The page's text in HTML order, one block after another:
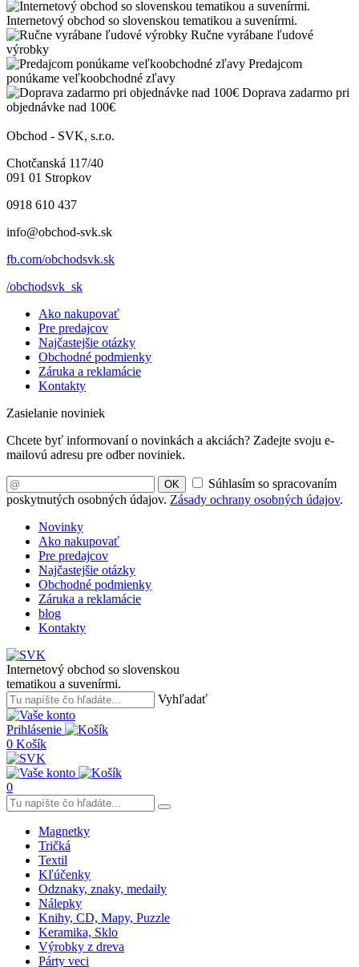
Internetový obchod so slovenskou tematikou a suvenírmi.
Ručne vyrábane ľudové
výrobky
Predajcom
ponúkame veľkoobchodné zľavy
Doprava zadarmo pri
objednávke nad 100€
Obchod - SVK, s.r.o.
Chotčanská 117/40
091 01 Stropkov
0918 610 437
info@obchod-svk.sk
fb.com/obchodsvk.sk
/obchodsvk_sk
Ako nakupovať
Pre predajcov
Najčastejšie otázky
Obchodné podmienky
Záruka a reklamácie
Kontakty
Zasielanie noviniek
Chcete byť informovaní o novinkách a akciách? Zadejte svoju e-
mailovú adresu pre odber noviniek.
OK
Súhlasím so spracovaním
poskytnutých osobných údajov. Zásady ochrany osobných údajov.
Novinky
Ako nakupovať
Pre predajcov
Najčastejšie otázky
Obchodné podmienky
Záruka a reklamácie
blog
Kontakty
Internetový obchod so slovenskou
tematikou a suvenírmi.
Vyhľadať
Prihlásenie
0 Košík
0
Magnetky
Tričká
Textil
Kľúčenky
Odznaky, znaky, medaily
Nálepky
Knihy, CD, Mapy, Puzzle
Keramika, Sklo
Výrobky z dreva
Párty veci